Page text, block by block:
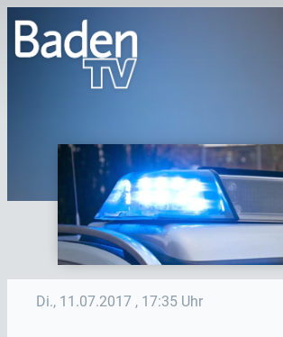
Di., 11.07.2017 , 17:35 Uhr